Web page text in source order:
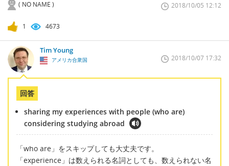
( NO NAME ) 2018/10/05 12:12
1 4673
Tim Young
アメリカ合衆国 2018/10/07 17:32
回答
sharing my experiences with people (who are)
considering studying abroad
「who are」をスキップしても大丈夫です。
「experience」は数えられる名詞としても、数えられない名